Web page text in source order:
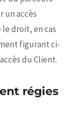
accès
droit, en cas
figurant ci-
du Client.
régies